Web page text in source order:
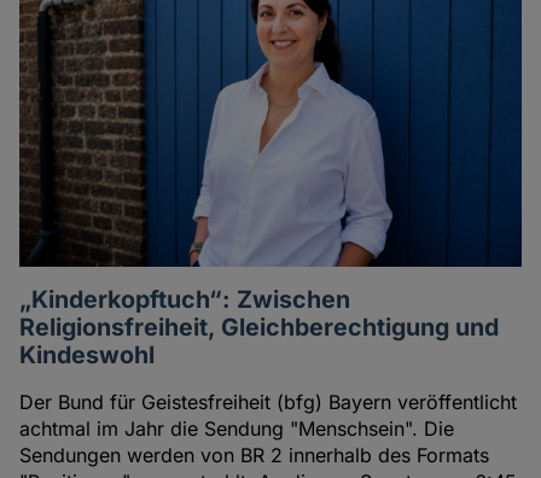
„Kinderkopftuch“: Zwischen
Religionsfreiheit, Gleichberechtigung und
Kindeswohl
Der Bund für Geistesfreiheit (bfg) Bayern veröffentlicht
achtmal im Jahr die Sendung "Menschsein". Die
Sendungen werden von BR 2 innerhalb des Formats